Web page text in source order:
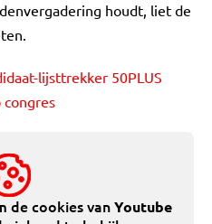
houdt, liet de
lijsttrekker 50PLUS
de cookies vanYoutube